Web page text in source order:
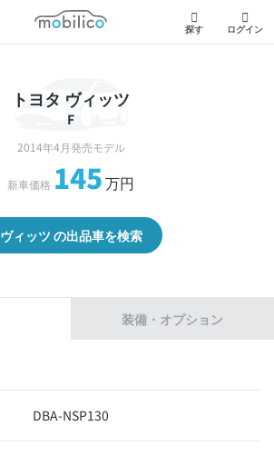
モビリコ
探す ログイン
トヨタ ヴィッツ
F
2014年4月発売モデル
新車価格 145万円
ヴィッツ の出品車を検索
装備・オプション
DBA-NSP130